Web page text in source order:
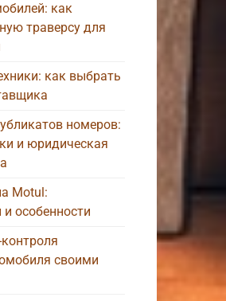
как
траверсу для
как выбрать
номеров:
и юридическая
Motul:
и особенности
своими